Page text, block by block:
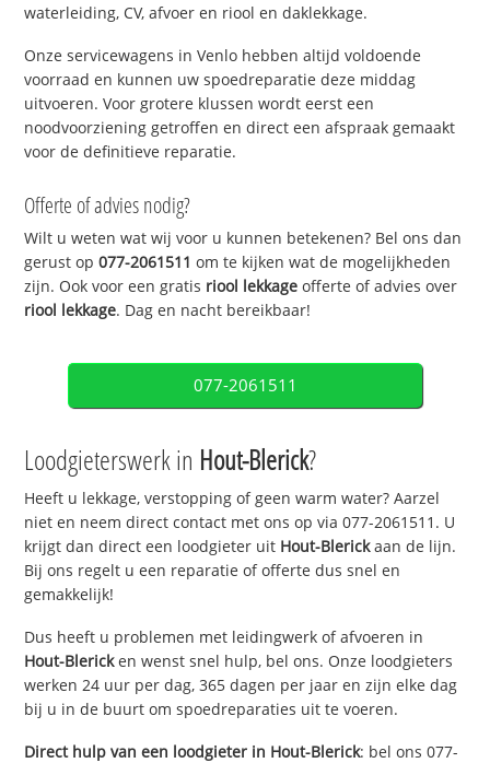
waterleiding, CV, afvoer en riool en daklekkage.
Onze servicewagens in Venlo hebben altijd voldoende
voorraad en kunnen uw spoedreparatie deze middag
uitvoeren. Voor grotere klussen wordt eerst een
noodvoorziening getroffen en direct een afspraak gemaakt
voor de definitieve reparatie.
Offerte of advies nodig?
Wilt u weten wat wij voor u kunnen betekenen? Bel ons dan
gerust op077-2061511 om te kijken wat de mogelijkheden
zijn. Ook voor een gratis riool lekkage offerte of advies over
riool lekkage. Dag en nacht bereikbaar!
077-2061511
Loodgieterswerk in Hout-Blerick?
Heeft u lekkage, verstopping of geen warm water? Aarzel
niet en neem direct contact met ons op via 077-2061511. U
krijgt dan direct een loodgieter uit Hout-Blerickaan de lijn.
Bij ons regelt u een reparatie of offerte dus snel en
gemakkelijk!
Dus heeft u problemen met leidingwerk of afvoeren in
Hout-Blericken wenst snel hulp, bel ons. Onze loodgieters
werken 24 uur per dag, 365 dagen per jaar en zijn elke dag
bij u in de buurt om spoedreparaties uit te voeren.
Direct hulp van een loodgieter in Hout-Blerick: bel ons 077-